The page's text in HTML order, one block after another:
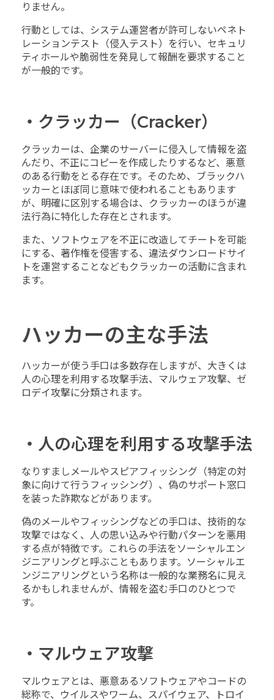
りません。
行動としては、システム運営者が許可しないペネト
レーションテスト（侵入テスト）を行い、セキュリ
ティホールや脆弱性を発見して報酬を要求すること
が一般的です。
・クラッカー（Cracker）
クラッカーは、企業のサーバーに侵入して情報を盗
んだり、不正にコピーを作成したりするなど、悪意
のある行動をとる存在です。そのため、ブラックハ
ッカーとほぼ同じ意味で使われることもあります
が、明確に区別する場合は、クラッカーのほうが違
法行為に特化した存在とされます。
また、ソフトウェアを不正に改造してチートを可能
にする、著作権を侵害する、違法ダウンロードサイ
トを運営することなどもクラッカーの活動に含まれ
ます。
ハッカーの主な手法
ハッカーが使う手口は多数存在しますが、大きくは
人の心理を利用する攻撃手法、マルウェア攻撃、ゼ
ロデイ攻撃に分類されます。
・人の心理を利用する攻撃手法
なりすましメールやスピアフィッシング（特定の対
象に向けて行うフィッシング）、偽のサポート窓口
を装った詐欺などがあります。
偽のメールやフィッシングなどの手口は、技術的な
攻撃ではなく、人の思い込みや行動パターンを悪用
する点が特徴です。これらの手法をソーシャルエン
ジニアリングと呼ぶこともあります。ソーシャルエ
ンジニアリングという名称は一般的な業務名に見え
るかもしれませんが、情報を盗む手口のひとつで
す。
・マルウェア攻撃
マルウェアとは、悪意あるソフトウェアやコードの
総称で、ウイルスやワーム、スパイウェア、トロイ